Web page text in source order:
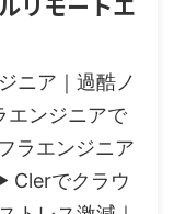
ニア｜過酷ノ
エンジニアで
ラエンジニア
Clerでクラウ